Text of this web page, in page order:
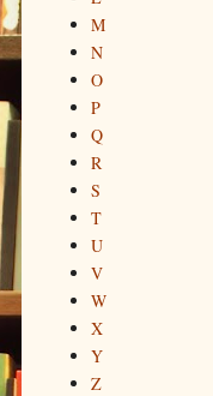
M
N
O
P
Q
R
S
T
U
V
W
X
Y
Z